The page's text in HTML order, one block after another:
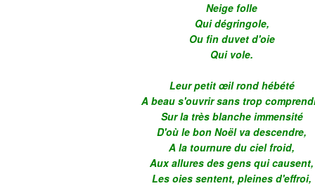
Neige folle
Qui dégringole,
Ou fin duvet d'oie
Qui vole.
Leur petit œil rond hébété
A beau s'ouvrir sans trop
Sur la très blanche immensité
D'où le bon Noël va descendre,
A la tournure du ciel froid,
Aux allures des gens qui causent,
Les oies sentent, pleines d'effroi,